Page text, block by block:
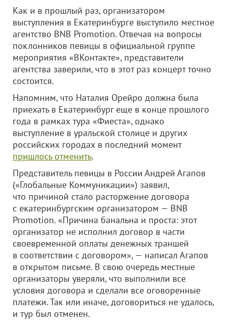
Как и в прошлый раз, организатором
выступления в Екатеринбурге выступило местное
агентство BNB Promotion. Отвечая на вопросы
поклонников певицы в официальной группе
мероприятия «ВКонтакте», представители
агентства заверили, что в этот раз концерт точно
состоится.
Напомним, что Наталия Орейро должна была
приехать в Екатеринбург еще в конце прошлого
года в рамках тура «Фиеста», однако
выступление в уральской столице и других
российских городах в последний момент
пришлось отменить.
Представитель певицы в России Андрей Агапов
(«Глобальные Коммуникации») заявил,
что причиной стало расторжение договора
с екатеринбургским организатором — BNB
Promotion. «Причина банальна и проста: этот
организатор не исполнил договор в части
своевременной оплаты денежных траншей
в соответствии с договором», — написал Агапов
в открытом письме. В свою очередь местные
организаторы уверяли, что выполнили все
условия договора и сделали все оговоренные
платежи. Так или иначе, договориться не удалось,
и тур был отменен.